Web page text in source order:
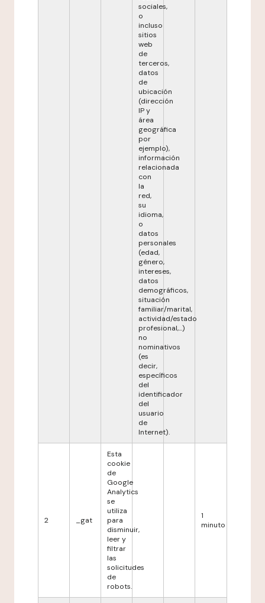
sociales,
o
incluso
sitios
web
de
terceros,
datos
de
ubicación
(dirección
IP y
área
geográfica
por
ejemplo),
información
relacionada
con
la
red,
su
idioma,
o
datos
personales
(edad,
género,
intereses,
datos
demográficos,
situación
familiar/marital,
actividad/estado
profesional,...)
no
nominativos
(es
decir,
específicos
del
identificador
del
usuario
de
Internet).
2 _gat
Esta
cookie
de
Google
Analytics
se
utiliza
para
disminuir,
leer y
filtrar
las
solicitudes
de
robots.
1
minuto